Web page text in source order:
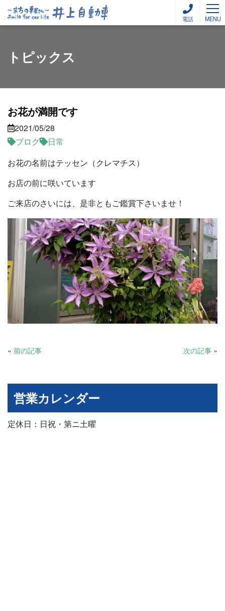
電話 MENU
トピックス
お花が満開です
2021/05/28
ブログ
日常
お花の名前はテッセン（クレマチス）
お店の前に咲いています
ご来店のさいには、是非ともご鑑賞下さいませ！
« 前の記事 次の記事 »
営業カレンダー
定休日：日祝・第ニ土曜